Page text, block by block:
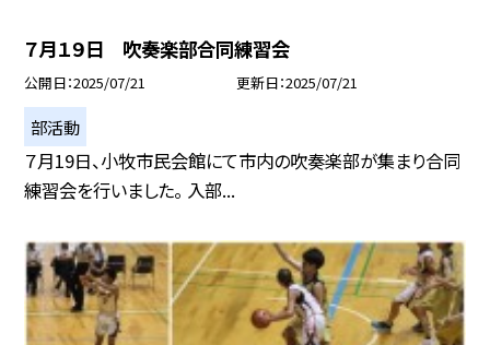
７月１９日 吹奏楽部合同練習会
公開日 2025/07/21 更新日 2025/07/21
部活動
７月19日、小牧市民会館にて市内の吹奏楽部が集まり合同
練習会を行いました。 入部...